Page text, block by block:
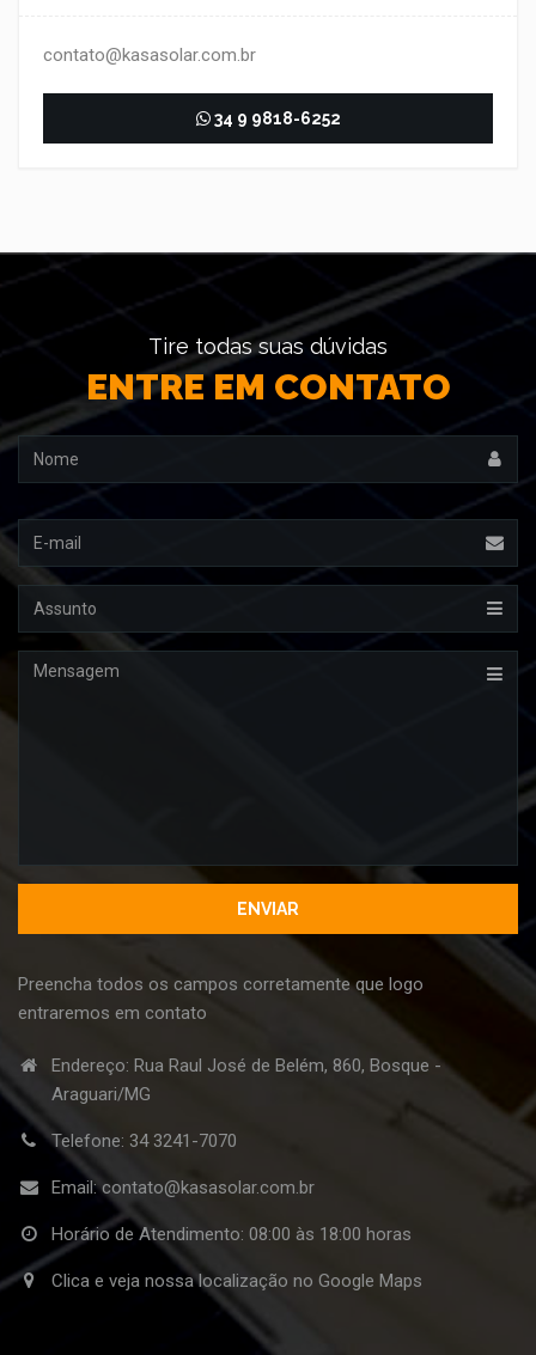
contato@kasasolar.com.br
34 9 9818-6252
Tire todas suas dúvidas
ENTRE EM CONTATO
Nome
Mensagem
Preencha todos os campos corretamente que logo
entraremos em contato
Endereço: Rua Raul José de Belém, 860, Bosque -
Araguari/MG
Telefone: 34 3241-7070
Email:contato@kasasolar.com.br
Horário de Atendimento: 08:00 às 18:00 horas
Clica e veja nossa localização no Google Maps